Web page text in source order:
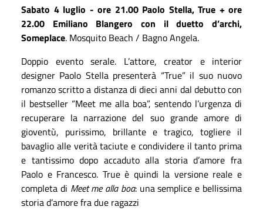
Sabato 4 luglio - ore 21.00 Paolo Stella, True + ore
22.00
Emiliano Blangero con il duetto d’archi,
Someplace. Mosquito Beach / Bagno Angela.
Doppio evento serale. L’attore, creator e interior
designer Paolo Stella presenterà “True” il suo nuovo
romanzo scritto a distanza di dieci anni dal debutto con
il bestseller “Meet me alla boa”, sentendo l’urgenza di
recuperare la narrazione del suo grande amore di
gioventù, purissimo, brillante e tragico, togliere il
bavaglio alle verità taciute e condividere il tanto prima
e tantissimo dopo accaduto alla storia d’amore fra
Paolo e Francesco. True è quindi la versione reale e
completa di Meet me alla boa: una semplice e bellissima
storia d’amore fra due ragazzi